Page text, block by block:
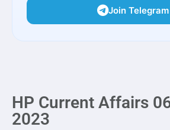
Join Telegram
HP Current Affairs
2023